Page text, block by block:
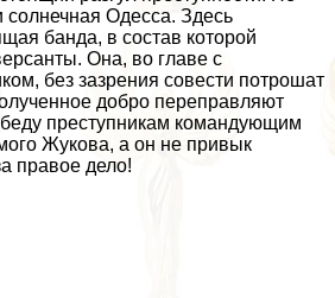
солнечная Одесса. Здесь
банда, в состав которой
Она, во главе с
без зазрения совести потрошат
добро переправляют
преступникам комaндующим
Жукова, а он не привык
правое дело!